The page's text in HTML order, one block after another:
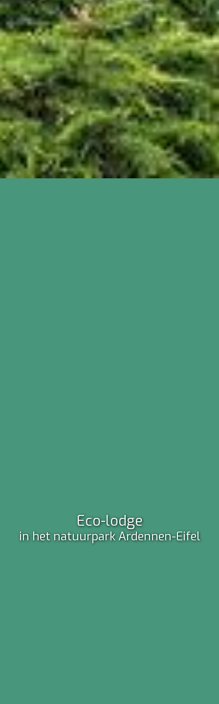
Eco-lodge
in het natuurpark Ardennen-Eifel
Voel u thuis!
ideale groepsaccommodatie voor
families en buitensporters